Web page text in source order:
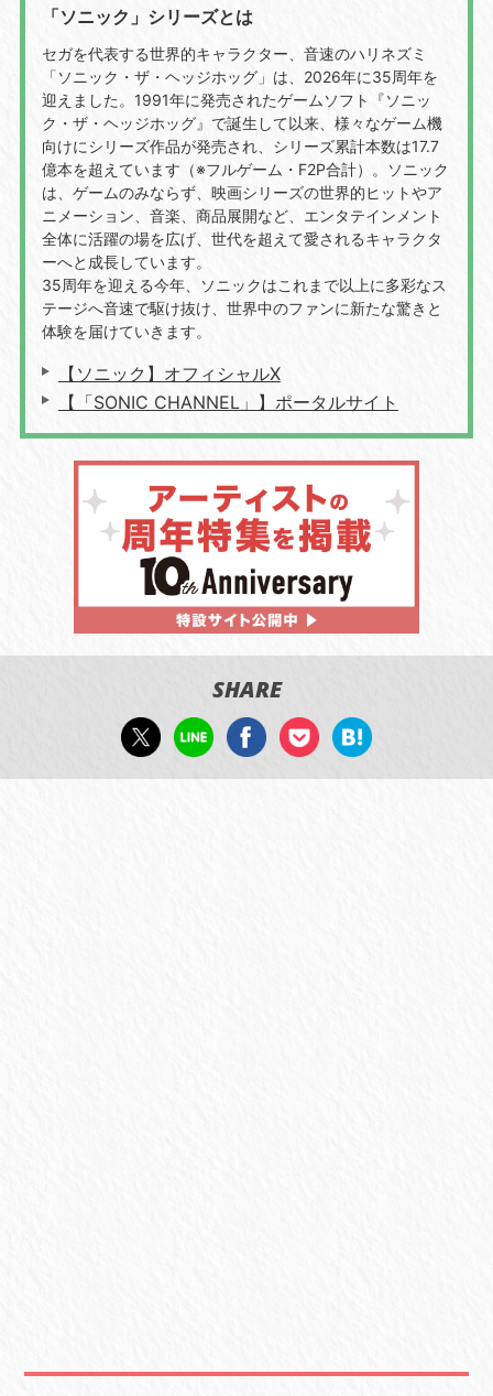
「ソニック」シリーズとは
セガを代表する世界的キャラクター、音速のハリネズミ
「ソニック・ザ・ヘッジホッグ」は、 2026年に35周年を
迎えました。 1991年に発売されたゲームソフト『ソニッ
ク・ザ・ヘッジホッグ』で誕生して以来、様々なゲーム機
向けにシリーズ作品が発売され、シリーズ累計本数は17.7
億本を超えています（※フルゲーム・ F2P合計）。ソニック
は、ゲームのみならず、映画シリーズの世界的ヒットやア
ニメーション、音楽、商品展開など、エンタテインメント
全体に活躍の場を広げ、世代を超えて愛されるキャラクタ
ーへと成長しています。
35周年を迎える今年、ソニックはこれまで以上に多彩なス
テージへ音速で駆け抜け、世界中のファンに新たな驚きと
体験を届けていきます。
【ソニック】オフィシャルX
【「SONIC CHANNEL」】ポータルサイト
SHARE